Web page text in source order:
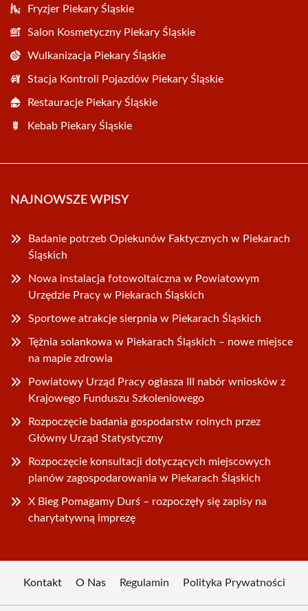
Fryzjer Piekary Śląskie
Salon Kosmetyczny Piekary Śląskie
Wulkanizacja Piekary Śląskie
Stacja Kontroli Pojazdów Piekary Śląskie
Restauracje Piekary Śląskie
Kebab Piekary Śląskie
NAJNOWSZE WPISY
Badanie potrzeb Opiekunów Faktycznych w Piekarach
Śląskich
Nowa instalacja fotowoltaiczna w Powiatowym
Urzędzie Pracy w Piekarach Śląskich
Sportowe atrakcje sierpnia w Piekarach Śląskich
Tężnia solankowa w Piekarach Śląskich – nowe miejsce
na mapie zdrowia
Powiatowy Urząd Pracy ogłasza III nabór wniosków z
Krajowego Funduszu Szkoleniowego
Rozpoczęcie badania gospodarstw rolnych przez
Główny Urząd Statystyczny
Rozpoczęcie konsultacji dotyczących miejscowych
planów zagospodarowania w Piekarach Śląskich
X Bieg Pomagamy Durś – rozpoczęły się zapisy na
charytatywną imprezę
Kontakt O Nas Regulamin Polityka Prywatności